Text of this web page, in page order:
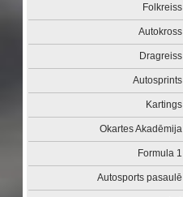
Folkreiss
Autokross
Dragreiss
Autosprints
Kartings
Okartes Akadēmija
Formula 1
Autosports pasaulē